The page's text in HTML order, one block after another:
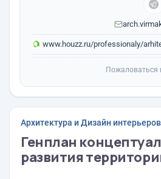
www.houzz.ru/professionaly/
Пожаловаться
Архитектура и Дизайн интерьеров
Генплан
развития